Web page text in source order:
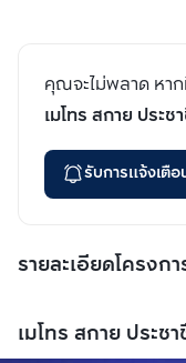
คุณจะไม่พลาด หาก
เมโทร สกาย ประช
รับการแจ้งเตือ
รายละเอียดโครงกา
เมโทร สกาย ประช